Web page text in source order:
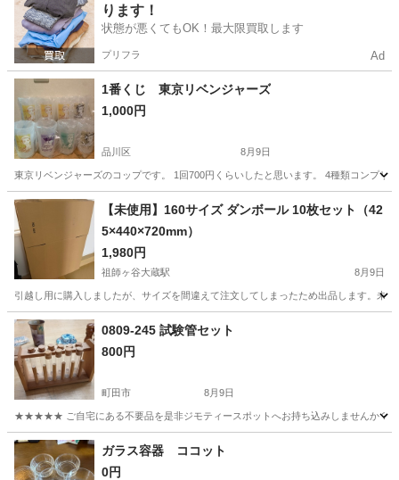
ります！
状態が悪くてもOK！最大限買取します
プリフラ Ad
1番くじ 東京リベンジャーズ
1,000円
品川区 8月9日
東京リベンジャーズのコップです。 1回700円くらいしたと思います。 4種類コンプ
東京 品川区 食器
【未使用】160サイズ ダンボール 10枚セット（42
5×440×720mm）
1,980円
祖師ヶ谷大蔵駅 8月9日
引越し用に購入しましたが、サイズを間違えて注文してしまったため出品します。未
東京 世田谷区 祖師ヶ谷大蔵駅 ラッピング用品
0809-245 試験管セット
800円
町田市 8月9日
★★★★★ ご自宅にある不要品を是非ジモティースポットへお持ち込みしませんか？
東京 町田市 その他
ガラス容器 ココット
0円